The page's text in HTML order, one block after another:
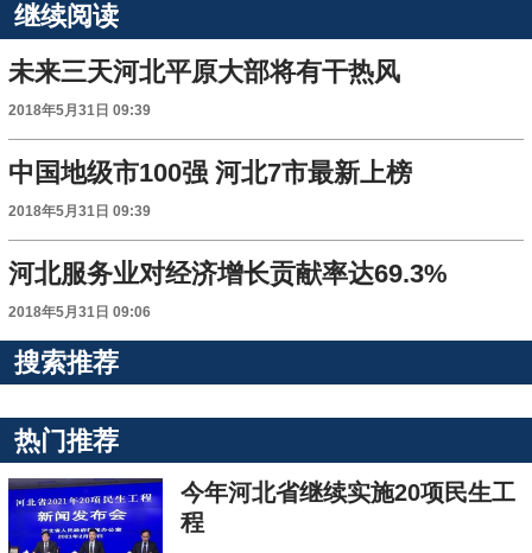
继续阅读
未来三天河北平原大部将有干热风
2018年5月31日 09:39
中国地级市100强 河北7市最新上榜
2018年5月31日 09:39
河北服务业对经济增长贡献率达69.3%
2018年5月31日 09:06
搜索推荐
热门推荐
今年河北省继续实施20项民生工
程